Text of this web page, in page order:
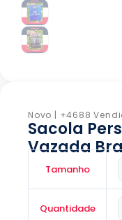
Novo | +4688
Sacola
Vazada
Tamanho
Quantidade
Personalizada
Alça
Vazada